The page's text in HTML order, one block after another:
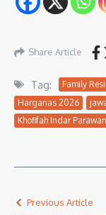
Share Article
Tag: Family
Harganas 2026
Khofifah Indar
Previous Article